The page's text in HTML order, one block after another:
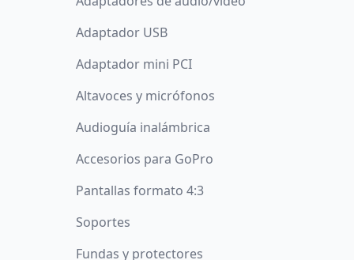
Adaptador USB
Adaptador mini PCI
Altavoces y micrófonos
Audioguía inalámbrica
Accesorios para GoPro
Pantallas formato 4:3
Soportes
Fundas y protectores